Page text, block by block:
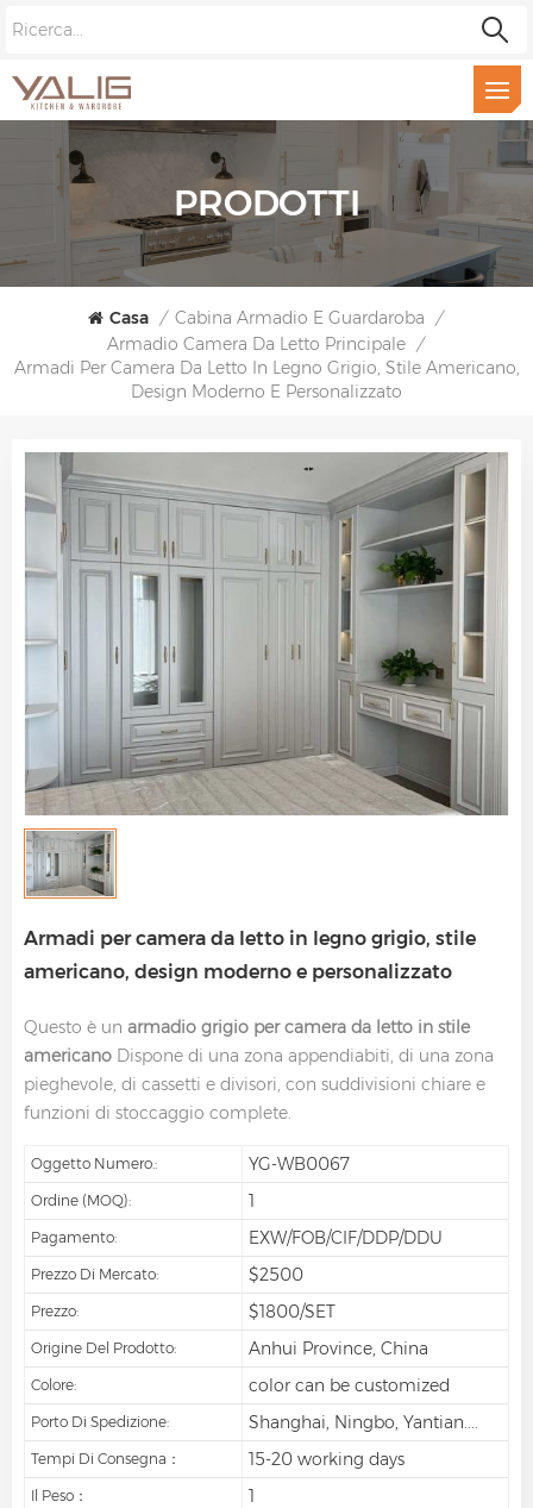
PRODOTTI
Casa / Cabina Armadio E Guardaroba /
Armadio Camera Da Letto Principale /
Armadi Per Camera Da Letto In Legno Grigio, Stile Americano,
Design Moderno E Personalizzato
Armadi per camera da letto in legno grigio, stile
americano, design moderno e personalizzato
Questo è un armadio grigio per camera da letto in stile
americano Dispone di una zona appendiabiti, di una zona
pieghevole, di cassetti e divisori, con suddivisioni chiare e
funzioni di stoccaggio complete.
Oggetto Numero.: YG-WB0067
Ordine (MOQ): 1
Pagamento: EXW/FOB/CIF/DDP/DDU
Prezzo Di Mercato: $2500
Prezzo: $1800/SET
Origine Del Prodotto: Anhui Province, China
Colore: color can be customized
Porto Di Spedizione: Shanghai, Ningbo, Yantian....
Tempi Di Consegna： 15-20 working days
Il Peso： 1